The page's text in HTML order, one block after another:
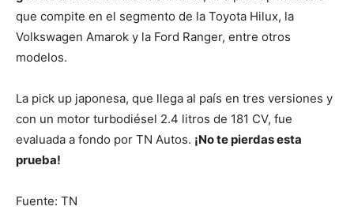
que compite en el segmento de la Toyota Hilux, la
Volkswagen Amarok y la Ford Ranger, entre otros
modelos.
La pick up japonesa, que llega al país en tres versiones y
con un motor turbodiésel 2.4 litros de 181 CV, fue
evaluada a fondo por TN Autos. ¡No te pierdas esta
prueba!
Fuente: TN